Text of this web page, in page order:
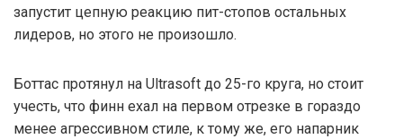
запустит цепную реакцию пит-стопов остальных
лидеров, но этого не произошло.
Боттас протянул на Ultrasoft до 25-го круга, но стоит
учесть, что финн ехал на первом отрезке в гораздо
менее агрессивном стиле, к тому же, его напарник